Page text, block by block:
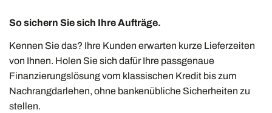
So sichern Sie sich Ihre Aufträge.
Kennen Sie das? Ihre Kunden erwarten kurze Lieferzeiten
von Ihnen. Holen Sie sich dafür Ihre passgenaue
Finanzierungslösung vom klassischen Kredit bis zum
Nachrangdarlehen, ohne bankenübliche Sicherheiten zu
stellen.